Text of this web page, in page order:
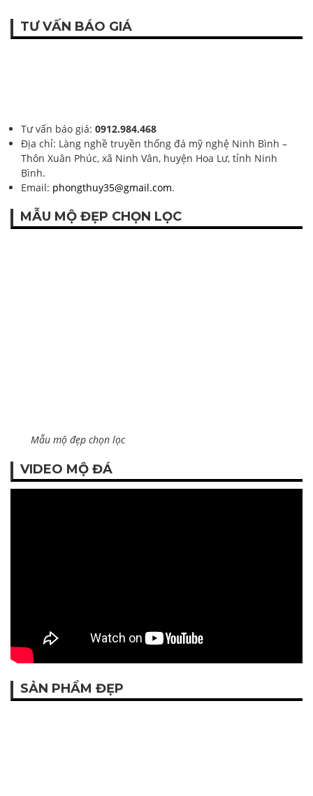
TƯ VẤN BÁO GIÁ
Tư vấn báo giá: 0912.984.468
Địa chỉ: Làng nghề truyền thống đá mỹ nghệ Ninh Bình –
Thôn Xuân Phúc, xã Ninh Vân, huyện Hoa Lư, tỉnh Ninh
Bình.
Email: phongthuy35@gmail.com.
MẪU MỘ ĐẸP CHỌN LỌC
Mẫu mộ đẹp chọn lọc
VIDEO MỘ ĐÁ
SẢN PHẨM ĐẸP